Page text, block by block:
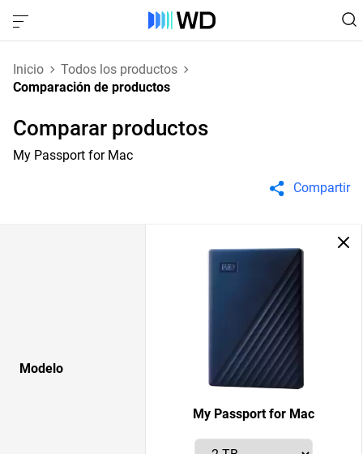
Inicio
Todos los productos
Comparación de productos
Comparar productos
My Passport for Mac
Compartir
Modelo
My Passport for Mac